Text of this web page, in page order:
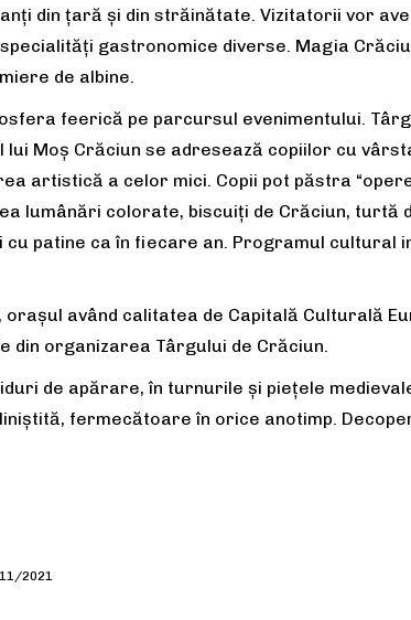
din țară și din străinătate. Vizitatorii vor
gastronomice diverse. Magia
de albine.
feerică pe parcursul evenimentului.
Moș Crăciun se adresează copiilor cu
artistică a celor mici. Copii pot păstra
lumânări colorate, biscuiți de Crăciun, turtă
patine ca în fiecare an. Programul cultural
având calitatea de Capitală Culturală
din organizarea Târgului de Crăciun.
de apărare, în turnurile și piețele
fermecătoare în orice anotimp.
2021